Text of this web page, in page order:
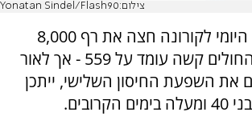
צילום:Yonatan Sindel/Flash90
מספר המאומתים היומי לקורונה חצה את רף 8,000
הנדבקים ומספר החולים קשה עומד על 559 - אך לאור
את השפעת החיסון השלישי, ייתכן